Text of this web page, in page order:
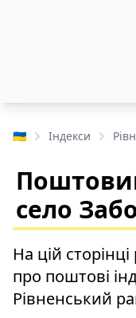
🇺🇦 Індекси
село
На цій
про поштові
Рівненський